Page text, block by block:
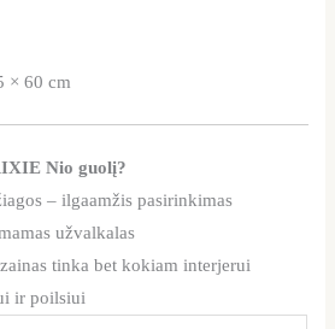
× 60 cm
Nio guolį?
– ilgaamžis pasirinkimas
užvalkalas
tinka bet kokiam interjerui
ir poilsiui